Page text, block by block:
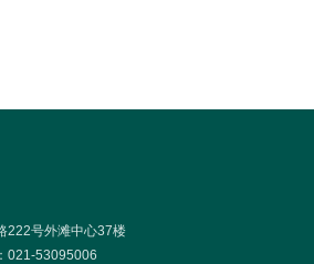
222号外滩中心37楼
021-53095006